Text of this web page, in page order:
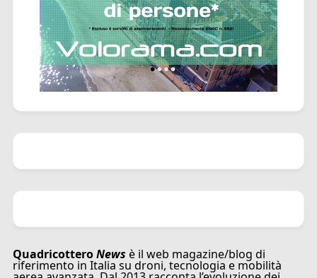
QuadricotteroNews è il web magazine/blog di
riferimento in Italia su droni, tecnologia e mobilità